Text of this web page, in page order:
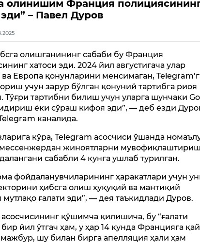
олинишим Франция
– Павел Дуров
олишганининг сабаби бу Франция
хатоси эди. 2024 йил августигача улар
Европа қонунларини менсимаган,
учун зарур бўлган қонуний тартибга риоя
Тўғри тартибни билиш учун уларга шунчаки
ёки сўраш кифоя эди”, — деб ёзди
каналида.
кўра, Telegram асосчиси ўшанда
жиноятларни
сабабли 4 кунга ушлаб турилган.
фойдаланувчиларининг ҳаракатлари учун
ҳибсга олиш ҳуқуқий ва мантиқий
мутлақо ғалати эди”, — дея таъкидлади Дуров.
қўшимча қилишича, бу “ғалати
бир йил ўтгач ҳам, у ҳар 14 кунда Францияга
шу билан бирга апелляция ҳали ҳам